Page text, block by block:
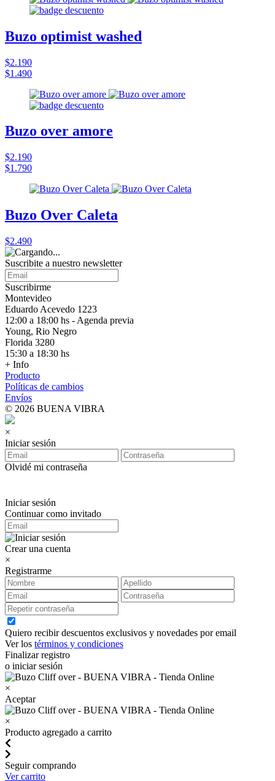
Buzo optimist washed
$2.190
$1.490
Buzo over amore
$2.190
$1.790
Buzo Over Caleta
$2.490
Suscribite a nuestro newsletter
Suscribirme
Montevideo
Eduardo Acevedo 1223
12:00 a 18:00 hs - Agenda previa
Young, Rio Negro
Florida 3280
15:30 a 18:30 hs
+ Info
Producto
Políticas de cambios
Envíos
© 2026 BUENA VIBRA
×
Iniciar sesión
Olvidé mi contraseña
Iniciar sesión
Continuar como invitado
Crear una cuenta
×
Registrarme
Quiero recibir descuentos exclusivos y novedades por email
Ver los términos y condiciones
Finalizar registro
o iniciar sesión
×
Aceptar
×
Producto agregado a carrito
Seguir comprando
Ver carrito